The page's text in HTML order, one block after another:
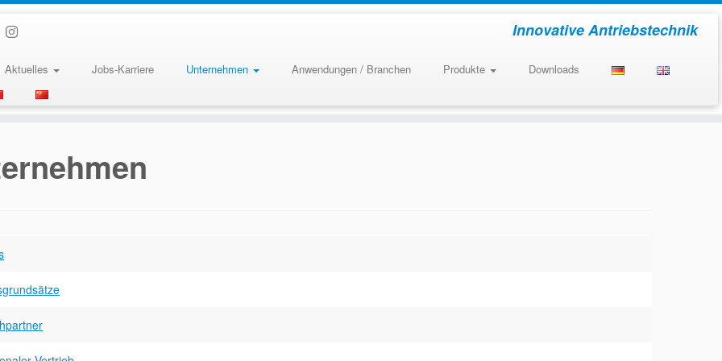
Innovative Antriebstechnik
Aktuelles Jobs-Karriere Unternehmen Anwendungen / Branchen Produkte Downloads